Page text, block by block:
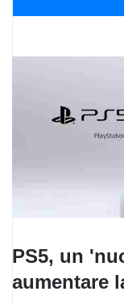
PS5, un
aumentare